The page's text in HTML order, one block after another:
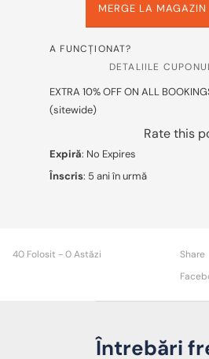
MERGE LA MAGAZIN
A FUNCȚIONAT?
DETALIILE
EXTRA 10% OFF ON ALL
(sitewide)
Rate this
Expiră: No Expires
Înscris: 5 ani în urmă
40 Folosit - 0 Astăzi
Share
Întrebări